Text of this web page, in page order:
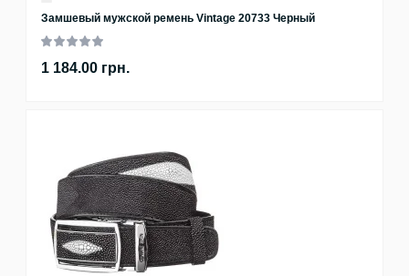
Замшевый мужской ремень Vintage 20733 Черный
1 184.00 грн.